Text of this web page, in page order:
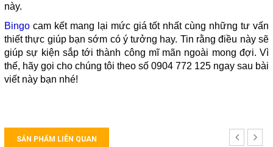
này.
Bingo cam kết mang lại mức giá tốt nhất cùng những tư vấn
thiết thực giúp bạn sớm có ý tưởng hay. Tin rằng điều này sẽ
giúp sự kiện sắp tới thành công mĩ mãn ngoài mong đợi. Vì
thế, hãy gọi cho chúng tôi theo số 0904 772 125 ngay sau bài
viết này bạn nhé!
SẢN PHẨM LIÊN QUAN